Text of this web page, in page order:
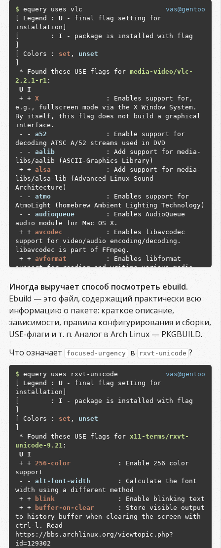
vas@gentoo
$ equery uses vlc
[ Legend : U - final flag setting for
installation]
[        : I - package is installed with flag
]
[ Colors : set , unset
]
* Found these USE flags for media-video/vlc-
2.2.1-r1
U I
+ + X
: Enables support for,
e.g., fullscreen mode via the X Window System.
By itself, this flag does not build a graphical
interface.
- - a52
: Enable support for
decoding ATSC A/52 streams used in DVD
- - aalib
: Add support for media-
libs/aalib (ASCII-Graphics Library)
+ + alsa
: Add support for media-
libs/alsa-lib (Advanced Linux Sound
Architecture)
- - atmo
: Enables support for
AtmoLight (homebrew Ambient Lighting Technology)
- - audioqueue
: Enables AudioQueue
audio module for Mac OS X.
+ + avcodec
: Enables libavcodec
support for video/audio encoding/decoding.
libavcodec is part of FFmpeg.
+ + avformat
: Enables libformat
support for reading and writing various media
- - bidi : Enable bidirectional
language support
- -
bluray : Enables libbluray for
Blu-ray disc support.
- - cdda : Add Compact Disk
Digital Audio (Standard Audio CD) support
- - cddb : Access cddb servers to
retrieve and submit information about compact
disks
- - chromaprint : Enables libchromaprint
for Chromaprint based audio fingerprinter
support.
+ + cpu_flags_x86_mmx
set
anything that needs it (gpsd, gnomemeeting, etc)
- - dc1394
support.
- - debug
: Enable extra debug
codepaths, like asserts and extra output. If you
want to get meaningful backtraces see
https://wiki.gentoo.org/wiki/Project:Quality_Ass
urance/Backtraces
- -
directfb
: Add support for
DirectFB layer (library for FB devices)
- - dts
Acoustics decoder support
- - dvb
Иногда выручает способ посмотреть ebuild.
Ebuild — это файл, содержащий практически всю
информацию о пакете: краткое описание,
зависимости, правила конфигурирования и сборки,
USE-флаги и т. п. Аналог в Arch Linux — PKGBUILD.
Что означает
focused-urgency в rxvt-unicode ?
vas@gentoo
$ equery uses rxvt-unicode
[ Legend : U - final flag setting for
installation]
[        : I - package is installed with flag
[ Colors : set , unset
* Found these USE flags for x11-terms/rxvt-
unicode-9.21
U I
+ + 256-color
: Enable 256 color
support
- - alt-font-width
: Calculate the font
width using a different method
+ +
blink
: Enable blinking text
+ +
buffer-on-clear
: Store visible output
to history buffer when clearing the screen with
ctrl-l. Read
https://bbs.archlinux.org/viewtopic.php?
id=129302